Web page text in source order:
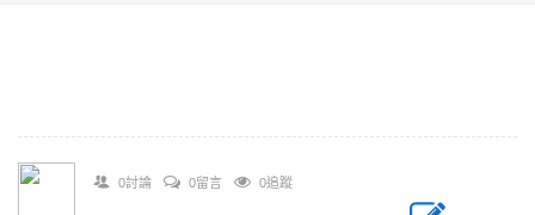
0討論 0留言 0追蹤